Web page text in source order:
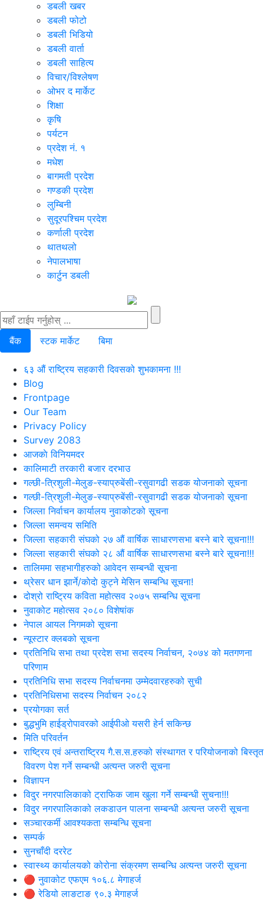
डबली खबर
डबली फोटो
डबली भिडियो
डबली वार्ता
डबली साहित्य
विचार/विश्‍लेषण
ओभर द मार्केट
शिक्षा
कृषि
पर्यटन
प्रदेश नं. १
मधेश
बागमती प्रदेश
गण्डकी प्रदेश
लुम्बिनी
सुदूरपश्चिम प्रदेश
कर्णाली प्रदेश
थातथलो
नेपालभाषा
कार्टुन डबली
बैंक स्टक मार्केट बिमा
६३ औं राष्ट्रिय सहकारी दिवसको शुभकामना !!!
Blog
Frontpage
Our Team
Privacy Policy
Survey 2083
आजकाे विनियमदर
कालिमाटी तरकारी बजार दरभाउ
गल्छी-त्रिशुली-मेलुङ-स्याप्रुबेंसी-रसुवागढी सडक योजनाको सूचना
गल्छी-त्रिशुली-मेलुङ-स्याप्रुबेंसी-रसुवागढी सडक योजनाको सूचना
जिल्ला निर्वाचन कार्यालय नुवाकोटको सूचना
जिल्ला समन्वय समिति
जिल्ला सहकारी संघको २७ औं वार्षिक साधारणसभा बस्ने बारे सूचना!!!
जिल्ला सहकारी संघको २८ औं वार्षिक साधारणसभा बस्ने बारे सूचना!!!
तालिममा सहभागीहरुको आवेदन सम्बन्धी सूचना
थ्रेसर धान झार्ने/काेदाे कुट्ने मेसिन सम्बन्धि सूचना!
दोश्रो राष्ट्रिय कविता महोत्सव २०७५ सम्बन्धि सूचना
नुवाकोट महोत्सव २०८० विशेषांक
नेपाल आयल निगमको सूचना
न्यूस्टार क्लबको सूचना
प्रतिनिधि सभा तथा प्रदेश सभा सदस्य निर्वाचन, २०७४ को मतगणना
परिणाम
प्रतिनिधि सभा सदस्य निर्वाचनमा उम्मेदवारहरुको सुची
प्रतिनिधिसभा सदस्य निर्वाचन २०८२
प्रयोगका सर्त
बुद्धभुमि हाईड्रोपावरको आईपीओ यसरी हेर्न सकिन्छ
मिति परिवर्तन
राष्ट्रिय एवं अन्तराष्ट्रिय गै.स.स.हरुको संस्थागत र परियोजनाको बिस्तृत
विवरण पेश गर्ने सम्बन्धी अत्यन्त जरुरी सूचना
विज्ञापन
विदुर नगरपालिकाको ट्राफिक जाम खुला गर्ने सम्बन्धी सुचना!!!
विदुर नगरपालिकाको लकडाउन पालना सम्बन्धी अत्यन्त जरुरी सूचना
सञ्चारकर्मी आवश्यकता सम्बन्धि सूचना
सम्पर्क
सुनचाँदी दररेट
स्वास्थ्य कार्यालयको कोरोना संक्रमण सम्बन्धि अत्यन्त जरुरी सूचना
🔴 नुवाकोट एफएम १०६.८ मेगाहर्ज
🔴 रेडियो लाङटाङ ९०.३ मेगाहर्ज